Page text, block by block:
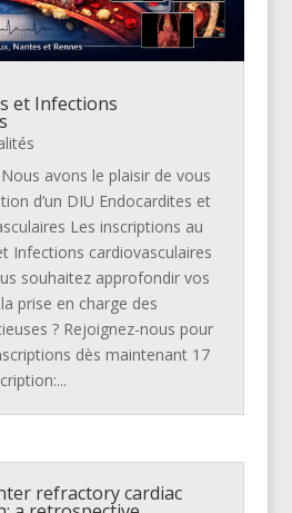
et Infections
avons le plaisir de vous
d’un DIU Endocardites et
Les inscriptions au
Infections cardiovasculaires
souhaitez approfondir vos
prise en charge des
? Rejoignez-nous pour
dès maintenant 17
refractory cardiac